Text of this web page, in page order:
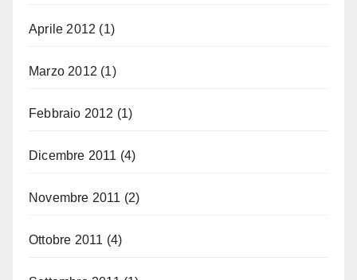
Aprile 2012 (1)
Marzo 2012 (1)
Febbraio 2012 (1)
Dicembre 2011 (4)
Novembre 2011 (2)
Ottobre 2011 (4)